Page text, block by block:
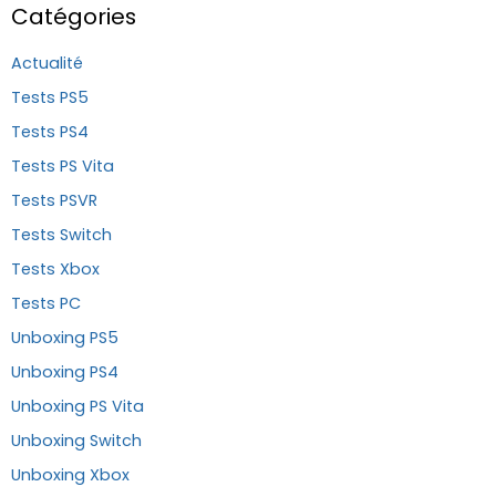
Catégories
Actualité
Tests PS5
Tests PS4
Tests PS Vita
Tests PSVR
Tests Switch
Tests Xbox
Tests PC
Unboxing PS5
Unboxing PS4
Unboxing PS Vita
Unboxing Switch
Unboxing Xbox